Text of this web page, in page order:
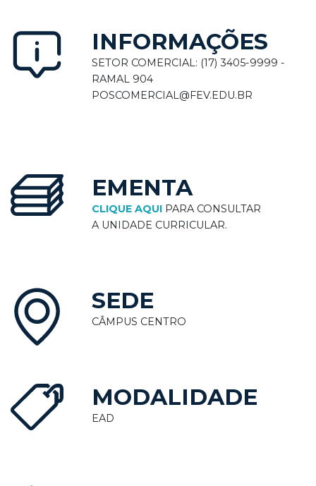
INFORMAÇÕES
SETOR COMERCIAL: (17) 3405-9999 -
RAMAL 904
POSCOMERCIAL@FEV.EDU.BR
EMENTA
CLIQUE AQUI PARA CONSULTAR
A UNIDADE CURRICULAR.
SEDE
CÂMPUS CENTRO
MODALIDADE
EAD